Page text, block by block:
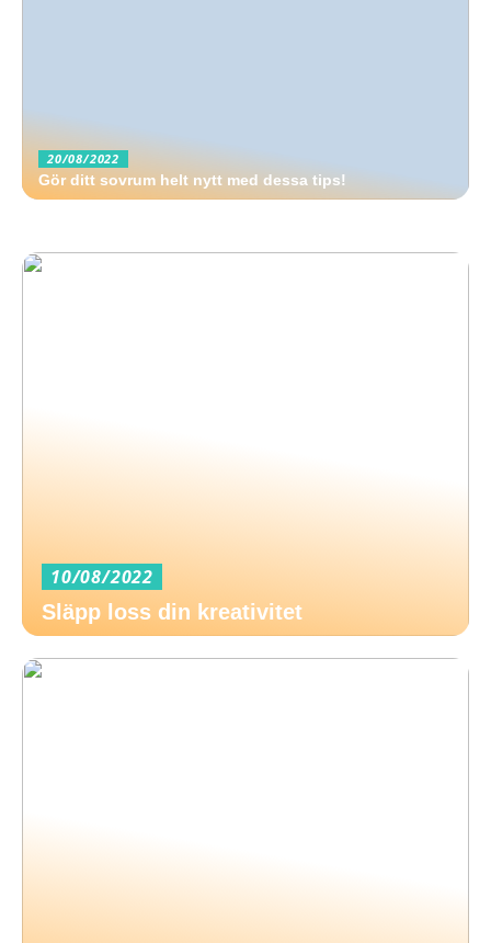
20/08/2022
Gör ditt sovrum helt nytt med dessa tips!
10/08/2022
Släpp loss din kreativitet